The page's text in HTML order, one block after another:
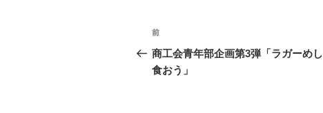
投
稿
ナ
過
去
の
前
商工会青年部企画第3弾「ラガーめし
食おう」